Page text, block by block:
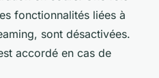
fonctionnalités liées à
sont désactivées.
accordé en cas de